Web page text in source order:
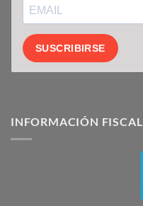
SUSCRIBIRSE
INFORMACIÓN FISCAL